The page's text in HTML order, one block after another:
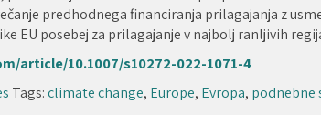
predhodnega financiranja prilagajanja z
EU posebej za prilagajanje v najbolj ranljivih
article/10.1007/s10272-022-1071-4
Tags:climate change, Europe, Evropa, podnebne